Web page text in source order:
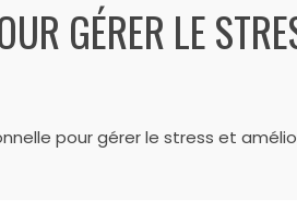
GÉRER LE
pour gérer le stress et